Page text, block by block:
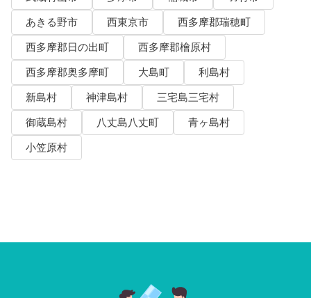
あきる野市
西東京市
西多摩郡瑞穂町
西多摩郡日の出町
西多摩郡檜原村
西多摩郡奥多摩町
大島町
利島村
新島村
神津島村
三宅島三宅村
御蔵島村
八丈島八丈町
青ヶ島村
小笠原村